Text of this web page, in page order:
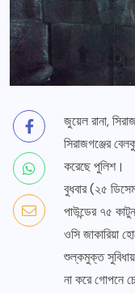
জুয়েল রানা,
সিরাজগঞ্জের
করেছে পুলিশ।
বুধবার (২৫
পাউন্ডের ৭৫
ওসি জাকারিয়া
শুল্কমুক্ত সুবিধায়
না করে গোপনে